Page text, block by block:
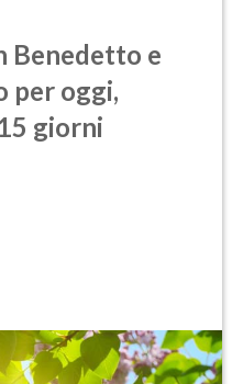
Benedetto e
per oggi,
giorni